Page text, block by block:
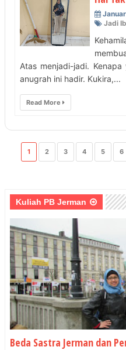
Jadi
Atas menjadi-jadi.
anugrah ini hadir. Kukira,...
Read More
1 2 3 4 5 6
Kuliah PB Jerman
Beda Sastra Jerman dan